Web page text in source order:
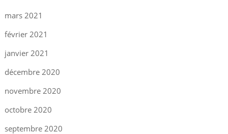
mars 2021
février 2021
janvier 2021
décembre 2020
novembre 2020
octobre 2020
septembre 2020